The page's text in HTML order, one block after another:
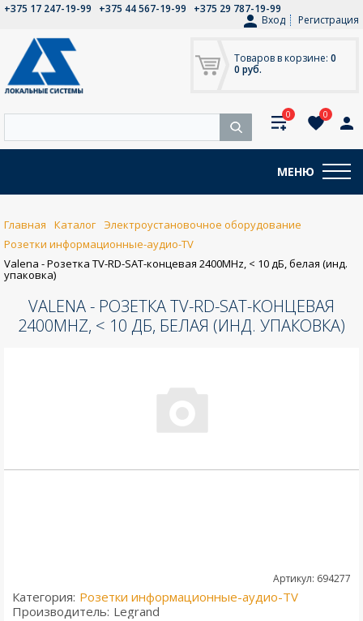
+375 17 247-19-99 +375 44 567-19-99
+375 29 787-19-99
Вход
Регистрация
Товаров в корзине: 0
0 руб.
0 0
МЕНЮ
Главная Каталог
Электроустановочное оборудование
Розетки информационные-аудио-TV
Valena - Розетка TV-RD-SAT-концевая 2400MHz, < 10 дБ, белая (инд.
упаковка)
VALENA - РОЗЕТКА TV-RD-SAT-КОНЦЕВАЯ
2400MHZ, < 10 ДБ, БЕЛАЯ (ИНД. УПАКОВКА)
Артикул: 694277
Категория: Розетки информационные-аудио-TV
Производитель: Legrand